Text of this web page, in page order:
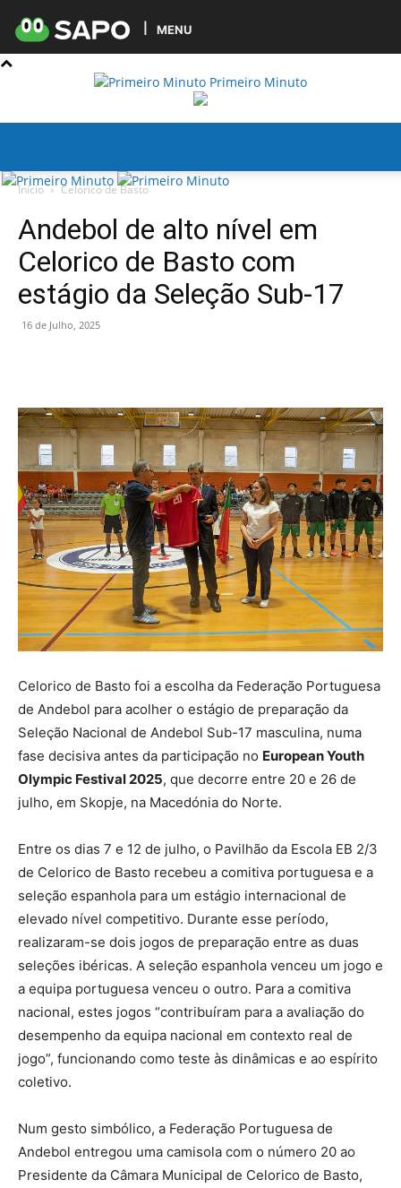
MENU
Primeiro Minuto
Início Celorico de Basto
Andebol de alto nível em
Celorico de Basto com
estágio da Seleção Sub-17
16 de Julho, 2025
Celorico de Basto foi a escolha da Federação Portuguesa
de Andebol para acolher o estágio de preparação da
Seleção Nacional de Andebol Sub-17 masculina, numa
fase decisiva antes da participação no European Youth
Olympic Festival 2025, que decorre entre 20 e 26 de
julho, em Skopje, na Macedónia do Norte.
Entre os dias 7 e 12 de julho, o Pavilhão da Escola EB 2/3
de Celorico de Basto recebeu a comitiva portuguesa e a
seleção espanhola para um estágio internacional de
elevado nível competitivo. Durante esse período,
realizaram-se dois jogos de preparação entre as duas
seleções ibéricas. A seleção espanhola venceu um jogo e
a equipa portuguesa venceu o outro. Para a comitiva
nacional, estes jogos “contribuíram para a avaliação do
desempenho da equipa nacional em contexto real de
jogo”, funcionando como teste às dinâmicas e ao espírito
coletivo.
Num gesto simbólico, a Federação Portuguesa de
Andebol entregou uma camisola com o número 20 ao
Presidente da Câmara Municipal de Celorico de Basto,